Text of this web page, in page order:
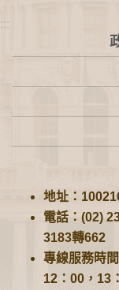
:::
地址：
電話：(02)
3183轉662
專線服務時
12：00，13